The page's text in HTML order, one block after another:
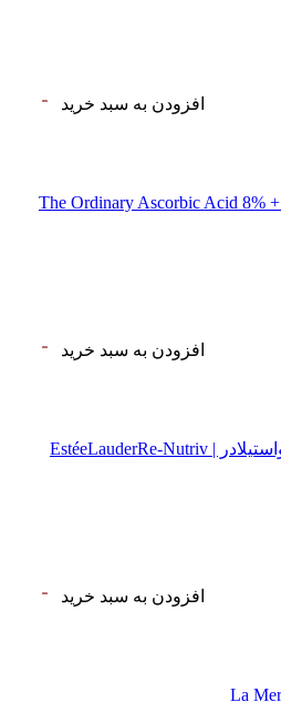
افزودن به سبد خرید
سرم ویتامین سی اوردینری | The Ordinary Ascorbic Acid 8% +
افزودن به سبد خرید
فوم شوینده آبرسان ری‌نوتریواستیلادر | EstéeLauderRe-Nutriv
افزودن به سبد خرید